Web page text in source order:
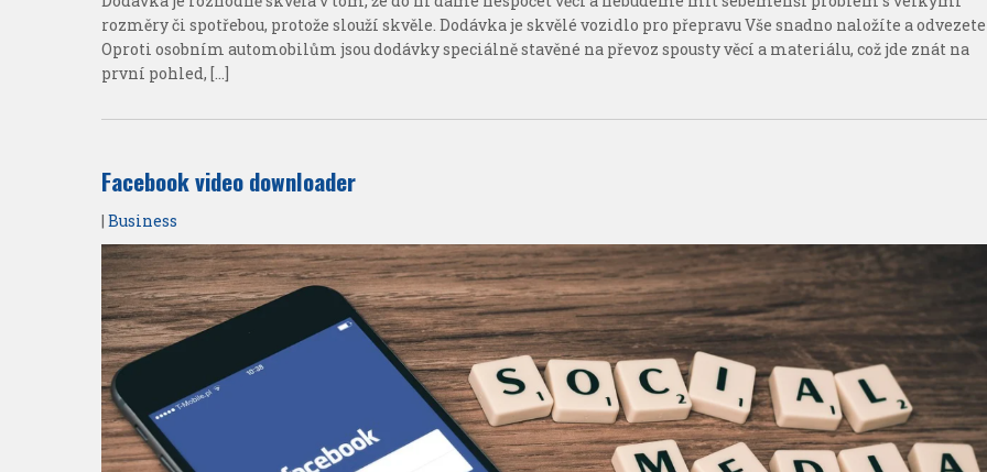
rozměry či spotřebou, protože slouží skvěle. Dodávka je skvělé vozidlo pro přepravu Vše snadno naložíte a odvezete
Oproti osobním automobilům jsou dodávky speciálně stavěné na převoz spousty věcí a materiálu, což jde znát na
první pohled, […]
Facebook video downloader
| Business